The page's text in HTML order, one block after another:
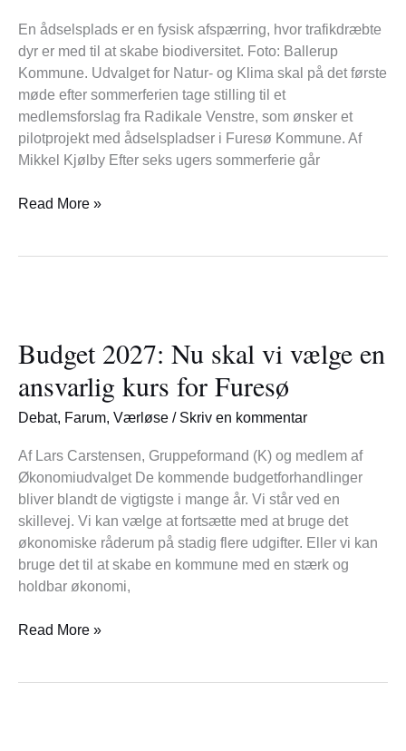
En ådselsplads er en fysisk afspærring, hvor trafikdræbte
dyr er med til at skabe biodiversitet. Foto: Ballerup
Kommune. Udvalget for Natur- og Klima skal på det første
møde efter sommerferien tage stilling til et
medlemsforslag fra Radikale Venstre, som ønsker et
pilotprojekt med ådselspladser i Furesø Kommune. Af
Mikkel Kjølby Efter seks ugers sommerferie går
Read More »
Budget 2027: Nu skal vi vælge en
ansvarlig kurs for Furesø
Debat, Farum, Værløse / Skriv en kommentar
Af Lars Carstensen, Gruppeformand (K) og medlem af
Økonomiudvalget De kommende budgetforhandlinger
bliver blandt de vigtigste i mange år. Vi står ved en
skillevej. Vi kan vælge at fortsætte med at bruge det
økonomiske råderum på stadig flere udgifter. Eller vi kan
bruge det til at skabe en kommune med en stærk og
holdbar økonomi,
Nu
skal
vi
vælge
ansvarlig
kurs
for
Furesø
Read More »